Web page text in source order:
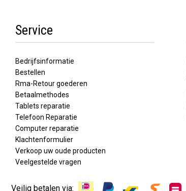
Service
Bedrijfsinformatie
Bestellen
Rma-Retour goederen
Betaalmethodes
Tablets reparatie
Telefoon Reparatie
Computer reparatie
Klachtenformulier
Verkoop uw oude producten
Veelgestelde vragen
Veilig betalen via: